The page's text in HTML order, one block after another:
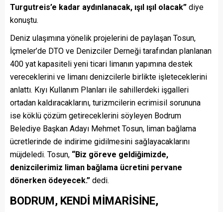
Turgutreis’e kadar aydınlanacak, ışıl ışıl olacak” diye
konuştu.
Deniz ulaşımına yönelik projelerini de paylaşan Tosun,
İçmeler’de DTO ve Denizciler Derneği tarafından planlanan
400 yat kapasiteli yeni ticari limanın yapımına destek
vereceklerini ve limanı denizcilerle birlikte işleteceklerini
anlattı. Kıyı Kullanım Planları ile sahillerdeki işgalleri
ortadan kaldıracaklarını, turizmcilerin ecrimisil sorununa
ise köklü çözüm getireceklerini söyleyen Bodrum
Belediye Başkan Adayı Mehmet Tosun, liman bağlama
ücretlerinde de indirime gidilmesini sağlayacaklarını
müjdeledi. Tosun, “Biz göreve geldiğimizde,
denizcilerimiz liman bağlama ücretini pervane
dönerken ödeyecek.” dedi.
BODRUM, KENDİ MİMARİSİNE,